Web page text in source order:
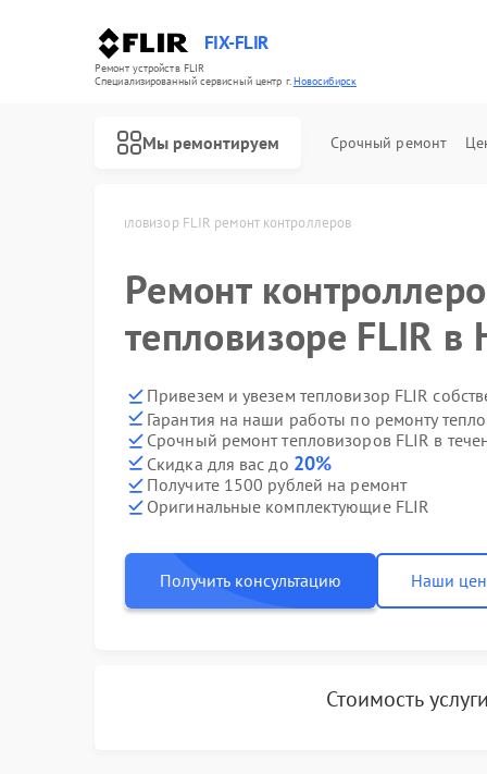
FIX-FLIR
Ремонт устройств FLIR
Специализированный cервисный центр г.Новосибирск
Мы ремонтируем Срочный ремонт
Тепловизор FLIR ремонт контроллеров
Ремонт
тепловизоре FLIR в
Привезем и увезем тепловизор FLIR
Гарантия на наши работы по ремонту
Срочный ремонт тепловизоров FLIR в
Скидка для вас до 20%
Получите 1500 рублей на ремонт
Оригинальные комплектующие FLIR
Получить консультацию Наши
Стоимость услуги